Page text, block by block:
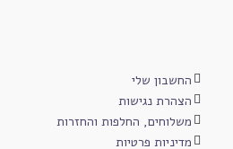
החשבון שלי
הצהרת נגישות
משלוחים, החלפות והחזרות
מדיניות פרטיות